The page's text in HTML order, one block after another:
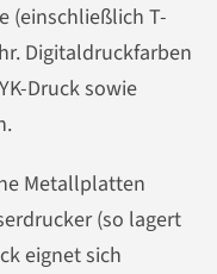
(einschließlich T-
Digitaldruckfarben
Druck sowie
Metallplatten
(so lagert
eignet sich